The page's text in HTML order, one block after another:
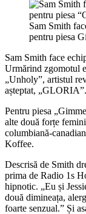
Sam Smith
pentru piesa
Sam Smith face
Urmărind zgomotul
„Unholy”, artistul
așteptat, „GLORIA”.
Pentru piesa
alte două forțe
columbiană-
Koffee.
Descrisă de Smith
prima de Radio 1s
hipnotic. „Eu și
două dimineața,
foarte senzual.” Și